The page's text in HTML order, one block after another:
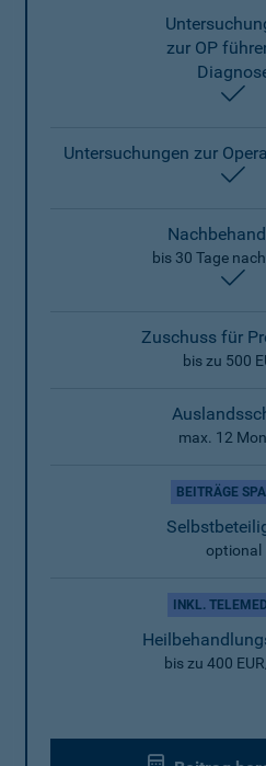
zur OP
Untersuchungen zur
bis 30 Tage
Zuschuss für
bis zu 500
max. 12
BEITRÄGE
optional
INKL.
bis zu 400